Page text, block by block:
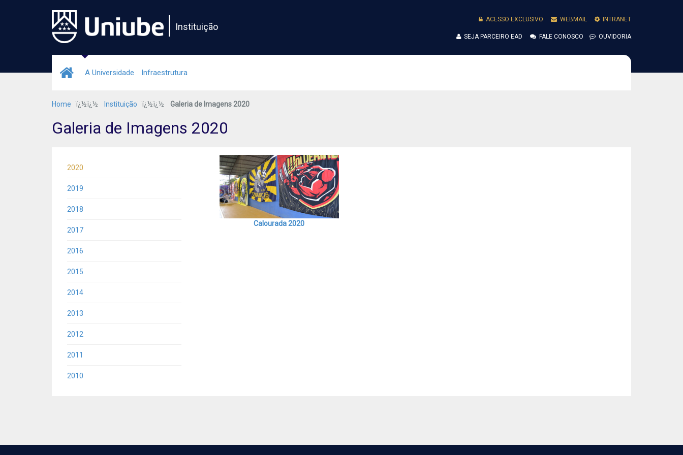
Instituição
ACESSO EXCLUSIVO WEBMAIL INTRANET
SEJA PARCEIRO EAD FALE CONOSCO OUVIDORIA
A Universidade Infraestrutura
Home ï¿½ï¿½ Instituição ï¿½ï¿½ Galeria de Imagens 2020
Galeria de Imagens 2020
2020
2019
2018
2017
2016
2015
2014
2013
2012
2011
2010
Calourada 2020